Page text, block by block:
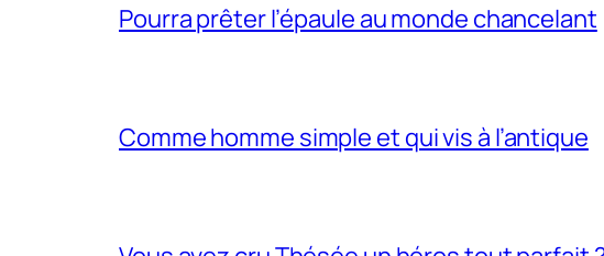
Pourra prêter l’épaule au monde chancelant
Comme homme simple et qui vis à l’antique